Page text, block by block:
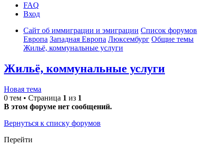
FAQ
Вход
Сайт об иммиграции и эмиграции Список форумов
Европа Западная Европа Люксембург Общие темы
Жильё, коммунальные услуги
Жильё, коммунальные услуги
Новая тема
0 тем • Страница 1 из 1
В этом форуме нет сообщений.
Вернуться к списку форумов
Перейти